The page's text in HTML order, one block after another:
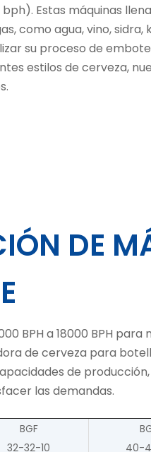
Estas máquinas
como agua, vino,
su proceso de
estilos de cerveza,
DE
BPH a 18000 BPH
de cerveza para
de
las demandas.
BGF
32-32-10
40-